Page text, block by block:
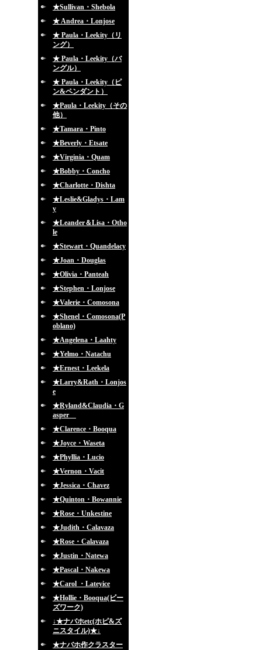
★Sullivan・Shebola
★ Andrea・Lonjose
★ Paula・Leekity（リ
ング）
★ Paula・Leekity（バ
ングル）
★ Paula・Leekity（ピ
ン&ペンダント）
★Paula・Leekity（その
他）
★Tamara・Pinto
★Beverly・Etsate
★Virginia・Quam
★Bobby・Concho
★Charlotte・Dishta
★Leslie&Gladys・Lam
y
★Leander＆Lisa・Otho
le
★Stewart・Quandelacy
★Joan・Douglas
★Olivia・Panteah
★Stephen・Lonjose
★Valerie・Comosona
★Shenel・Comosona(P
oblano)
★Angelena・Laahty
★Yelmo・Natachu
★Ernest・Leekela
★Larry&Rath・Lonjos
e
★Ryland&Claudia・G
asper
★Clarence・Booqua
★Joyce・Waseta
★Phyllia・Lucio
★Vernon・Vacit
★Jessica・Chavez
★Quinton・Bowannie
★Rose・Unkestine
★Judith・Calavaza
★Rose・Calavaza
★Justin・Natewa
★Pascal・Nakewa
★Carol ・Lateyice
★Hollie・Booqua(ビー
ズワーク)
↓★ナバホetc(ホピ&ズ
ニスタイル)★↓
★ナバホ作クラスター